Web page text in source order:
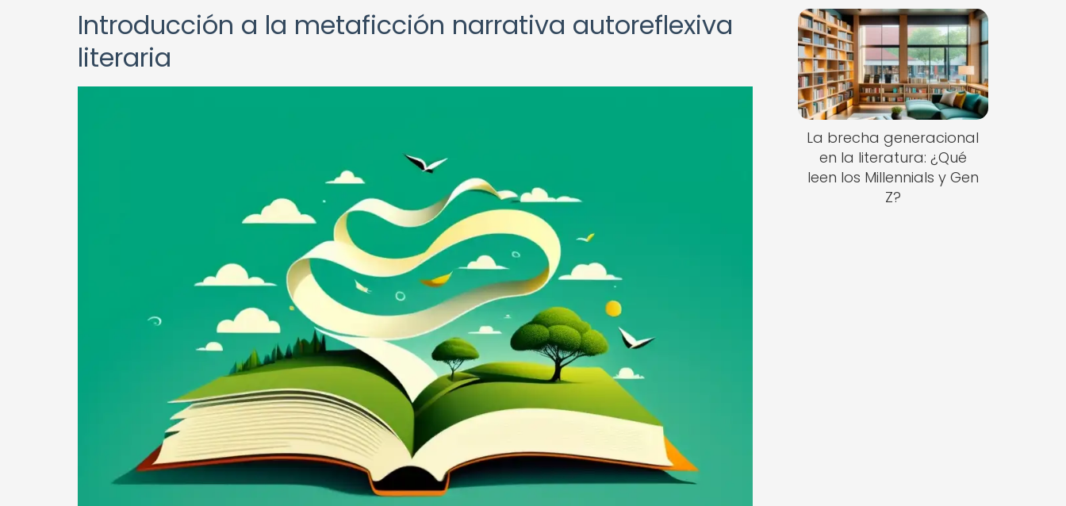
Introducción a la metaficción narrativa autoreflexiva
literaria
La brecha generacional
en la literatura: ¿Qué
leen los Millennials y Gen
Z?